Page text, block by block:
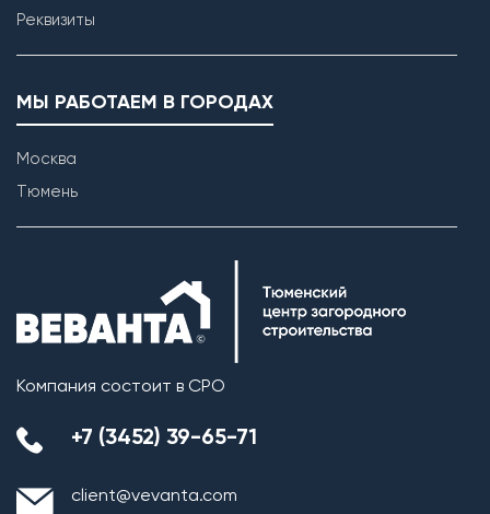
Возведение внутренних перегородок
Реквизиты
МЫ РАБОТАЕМ В ГОРОДАХ
Москва
Тюмень
Компания состоит в СРО
+7 (3452) 39-65-71
client@vevanta.com